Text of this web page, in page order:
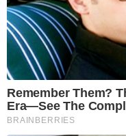
Remember Them?
Era—See The
BRAINBERRIES